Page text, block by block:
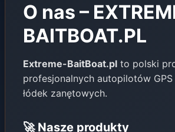
O nas –
BAITBOAT.PL
Extreme-BaitBoat.pl to polski
profesjonalnych autopilotów
łódek zanętowych.
🚀 Nasze produkty